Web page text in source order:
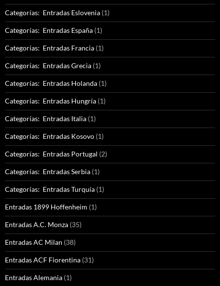
Categorías: Entradas Eslovenia (1)
Categorías: Entradas España (1)
Categorías: Entradas Francia (1)
Categorías: Entradas Grecia (1)
Categorías: Entradas Holanda (1)
Categorías: Entradas Hungría (1)
Categorías: Entradas Italia (1)
Categorías: Entradas Kosovo (1)
Categorías: Entradas Portugal (2)
Categorías: Entradas Serbia (1)
Categorías: Entradas Turquía (1)
Entradas 1899 Hoffenheim (1)
Entradas A.C. Monza (35)
Entradas AC Milan (38)
Entradas ACF Fiorentina (31)
Entradas Alemania (1)